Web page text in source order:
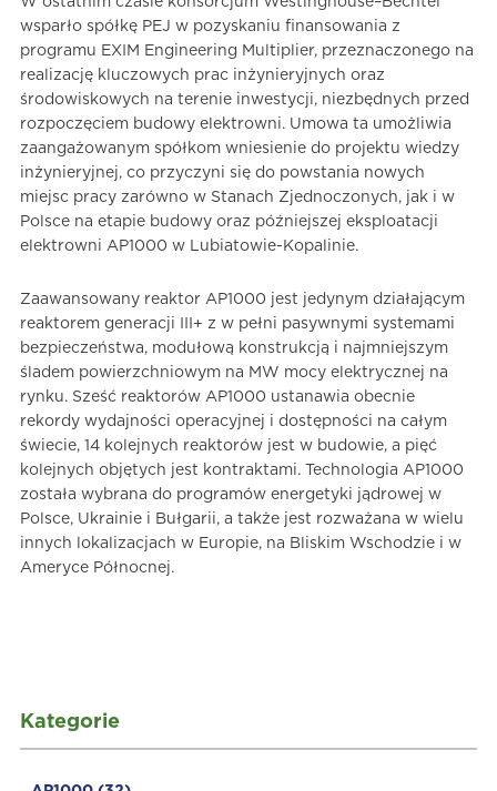
Kategorie
wsparło spółkę PEJ w pozyskaniu finansowania z
programu EXIM Engineering Multiplier, przeznaczonego na
realizację kluczowych prac inżynieryjnych oraz
środowiskowych na terenie inwestycji, niezbędnych przed
rozpoczęciem budowy elektrowni. Umowa ta umożliwia
zaangażowanym spółkom wniesienie do projektu wiedzy
inżynieryjnej, co przyczyni się do powstania nowych
miejsc pracy zarówno w Stanach Zjednoczonych, jak i w
Polsce na etapie budowy oraz późniejszej eksploatacji
elektrowni AP1000 w Lubiatowie-Kopalinie.
Zaawansowany reaktor AP1000 jest jedynym działającym
reaktorem generacji III+ z w pełni pasywnymi systemami
bezpieczeństwa, modułową konstrukcją i najmniejszym
śladem powierzchniowym na MW mocy elektrycznej na
rynku. Sześć reaktorów AP1000 ustanawia obecnie
rekordy wydajności operacyjnej i dostępności na całym
świecie, 14 kolejnych reaktorów jest w budowie, a pięć
kolejnych objętych jest kontraktami. Technologia AP1000
została wybrana do programów energetyki jądrowej w
Polsce, Ukrainie i Bułgarii, a także jest rozważana w wielu
innych lokalizacjach w Europie, na Bliskim Wschodzie i w
Ameryce Północnej.